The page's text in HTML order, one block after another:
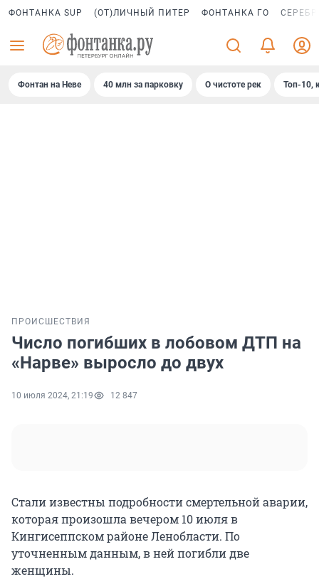
ФОНТАНКА SUP (ОТ)ЛИЧНЫЙ ПИТЕР ФОНТАНКА ГО
Фонтан на Неве 40 млн за парковку О чистоте рек Топ-10,
ПРОИСШЕСТВИЯ
Число погибших в лобовом ДТП на
«Нарве» выросло до двух
10 июля 2024, 21:19 12 847
Стали известны подробности смертельной аварии,
которая произошла вечером 10 июля в
Кингисеппском районе Ленобласти. По
уточненным данным, в ней погибли две
женщины.